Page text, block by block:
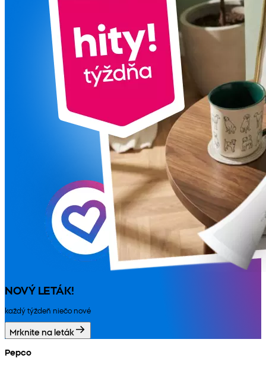
NOVÝ LETÁK!
každý týždeň niečo nové
Mrknite na leták
Pepco